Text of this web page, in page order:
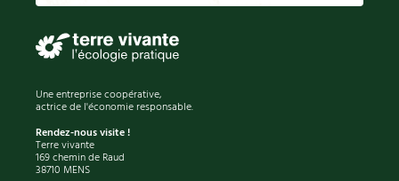
Une entreprise coopérative,
actrice de l'économie responsable.
Rendez-nous visite !
Terre vivante
169 chemin de Raud
38710 MENS